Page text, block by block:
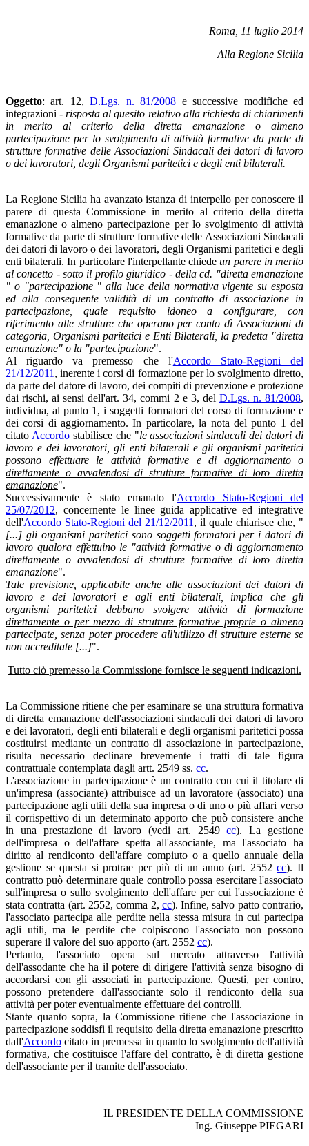
Roma, 11 luglio 2014
Alla Regione Sicilia
Oggetto: art. 12,D.Lgs. n. 81/2008 e successive modifiche ed
integrazioni -risposta al quesito relativo alla richiesta di chiarimenti
in merito al criterio della diretta emanazione o almeno
partecipazione per lo svolgimento di attività formative da parte di
strutture formative delle Associazioni Sindacali dei datori di lavoro
o dei lavoratori, degli Organismi paritetici e degli enti bilaterali.
La Regione Sicilia ha avanzato istanza di interpello per conoscere il
parere di questa Commissione in merito al criterio della diretta
emanazione o almeno partecipazione per lo svolgimento di attività
formative da parte di strutture formative delle Associazioni Sindacali
dei datori di lavoro o dei lavoratori, degli Organismi paritetici e degli
enti bilaterali. In particolare l'interpellante chiedeun parere in merito
al concetto - sotto il profilo giuridico - della cd. "diretta emanazione
" o "partecipazione " alla luce della normativa vigente su esposta
ed alla conseguente validità di un contratto di associazione in
partecipazione, quale requisito idoneo a configurare, con
riferimento alle strutture che operano per conto dì Associazioni di
categoria, Organismi paritetici e Enti Bilaterali, la predetta "diretta
emanazione" o la "partecipazione".
Al riguardo va premesso che l'Accordo Stato-Regioni del
21/12/2011 , inerente i corsi di formazione per lo svolgimento diretto,
da parte del datore di lavoro, dei compiti di prevenzione e protezione
dai rischi, ai sensi dell'art. 34, commi 2 e 3, del D.Lgs. n. 81/2008,
individua, al punto 1, i soggetti formatori del corso di formazione e
dei corsi di aggiornamento. In particolare, la nota del punto 1 del
citato Accordostabilisce che "le associazioni sindacali dei datori di
lavoro e dei lavoratori, gli enti bilaterali e gli organismi paritetici
possono effettuare le attività formative e di aggiornamento o
direttamente o avvalendosi di strutture formative di loro diretta
emanazione".
Successivamente è stato emanato l'Accordo Stato-Regioni del
25/07/2012, concernente le linee guida applicative ed integrative
dell'Accordo Stato-Regioni del 21/12/2011 , il quale chiarisce che, "
[...] gli organismi paritetici sono soggetti formatori per i datori di
lavoro qualora effettuino le "attività formative o di aggiornamento
direttamente o avvalendosi di strutture formative di loro diretta
emanazione".
Tale previsione, applicabile anche alle associazioni dei datori di
lavoro e dei lavoratori e agli enti bilaterali, implica che gli
organismi paritetici debbano svolgere attività di formazione
direttamente o per mezzo di strutture formative proprie o almeno
partecipate , senza poter procedere all'utilizzo di strutture esterne se
non accreditate [...]".
Tutto ciò premesso la Commissione fornisce le seguenti indicazioni.
La Commissione ritiene che per esaminare se una struttura formativa
di diretta emanazione dell'associazioni sindacali dei datori di lavoro
e dei lavoratori, degli enti bilaterali e degli organismi paritetici possa
costituirsi mediante un contratto di associazione in partecipazione,
risulta necessario declinare brevemente i tratti di tale figura
contrattuale contemplata dagli artt. 2549 ss. cc.
L'associazione in partecipazione è un contratto con cui il titolare di
un'impresa (associante) attribuisce ad un lavoratore (associato) una
partecipazione agli utili della sua impresa o di uno o più affari verso
il corrispettivo di un determinato apporto che può consistere anche
in una prestazione di lavoro (vedi art. 2549cc). La gestione
dell'impresa o dell'affare spetta all'associante, ma l'associato ha
diritto al rendiconto dell'affare compiuto o a quello annuale della
gestione se questa si protrae per più di un anno (art. 2552cc). Il
contratto può determinare quale controllo possa esercitare l'associato
sull'impresa o sullo svolgimento dell'affare per cui l'associazione è
stata contratta (art. 2552, comma 2, cc). Infine, salvo patto contrario,
l'associato partecipa alle perdite nella stessa misura in cui partecipa
agli utili, ma le perdite che colpiscono l'associato non possono
superare il valore del suo apporto (art. 2552 cc).
Pertanto, l'associato opera sul mercato attraverso l'attività
dell'assodante che ha il potere di dirigere l'attività senza bisogno di
accordarsi con gli associati in partecipazione. Questi, per contro,
possono pretendere dall'associante solo il rendiconto della sua
attività per poter eventualmente effettuare dei controlli.
Stante quanto sopra, la Commissione ritiene che l'associazione in
partecipazione soddisfi il requisito della diretta emanazione prescritto
dall'Accordo citato in premessa in quanto lo svolgimento dell'attività
formativa, che costituisce l'affare del contratto, è di diretta gestione
dell'associante per il tramite dell'associato.
IL PRESIDENTE DELLA COMMISSIONE
Ing. Giuseppe PIEGARI